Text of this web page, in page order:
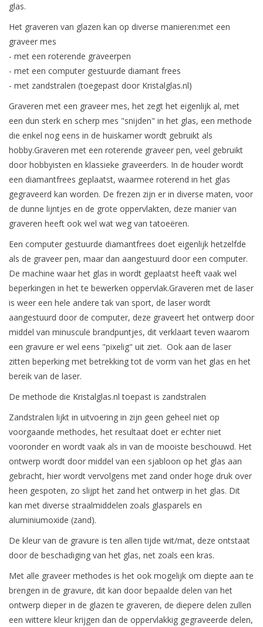
glas.
Het graveren van glazen kan op diverse manieren:met een
graveer mes
- met een roterende graveerpen
- met een computer gestuurde diamant frees
- met zandstralen (toegepast door Kristalglas.nl)
Graveren met een graveer mes, het zegt het eigenlijk al, met
een dun sterk en scherp mes "snijden" in het glas, een methode
die enkel nog eens in de huiskamer wordt gebruikt als
hobby.Graveren met een roterende graveer pen, veel gebruikt
door hobbyisten en klassieke graveerders. In de houder wordt
een diamantfrees geplaatst, waarmee roterend in het glas
gegraveerd kan worden. De frezen zijn er in diverse maten, voor
de dunne lijntjes en de grote oppervlakten, deze manier van
graveren heeft ook wel wat weg van tatoeëren.
Een computer gestuurde diamantfrees doet eigenlijk hetzelfde
als de graveer pen, maar dan aangestuurd door een computer.
De machine waar het glas in wordt geplaatst heeft vaak wel
beperkingen in het te bewerken oppervlak.Graveren met de laser
is weer een hele andere tak van sport, de laser wordt
aangestuurd door de computer, deze graveert het ontwerp door
middel van minuscule brandpuntjes, dit verklaart teven waarom
een gravure er wel eens "pixelig" uit ziet. Ook aan de laser
zitten beperking met betrekking tot de vorm van het glas en het
bereik van de laser.
De methode die Kristalglas.nl toepast is zandstralen
Zandstralen lijkt in uitvoering in zijn geen geheel niet op
voorgaande methodes, het resultaat doet er echter niet
vooronder en wordt vaak als in van de mooiste beschouwd. Het
ontwerp wordt door middel van een sjabloon op het glas aan
gebracht, hier wordt vervolgens met zand onder hoge druk over
heen gespoten, zo slijpt het zand het ontwerp in het glas. Dit
kan met diverse straalmiddelen zoals glasparels en
aluminiumoxide (zand).
De kleur van de gravure is ten allen tijde wit/mat, deze ontstaat
door de beschadiging van het glas, net zoals een kras.
Met alle graveer methodes is het ook mogelijk om diepte aan te
brengen in de gravure, dit kan door bepaalde delen van het
ontwerp dieper in de glazen te graveren, de diepere delen zullen
een wittere kleur krijgen dan de oppervlakkig gegraveerde delen,